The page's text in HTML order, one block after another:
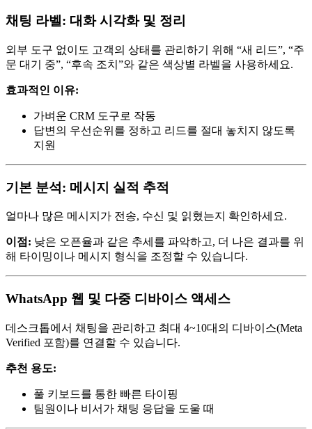
채팅 라벨: 대화 시각화 및 정리
외부 도구 없이도 고객의 상태를 관리하기 위해 “새 리드”, “주
문 대기 중”, “후속 조치”와 같은 색상별 라벨을 사용하세요.
효과적인 이유:
가벼운 CRM 도구로 작동
답변의 우선순위를 정하고 리드를 절대 놓치지 않도록
지원
기본 분석: 메시지 실적 추적
얼마나 많은 메시지가 전송, 수신 및 읽혔는지 확인하세요.
이점: 낮은 오픈율과 같은 추세를 파악하고, 더 나은 결과를 위
해 타이밍이나 메시지 형식을 조정할 수 있습니다.
WhatsApp 웹 및 다중 디바이스 액세스
데스크톱에서 채팅을 관리하고 최대 4~10대의 디바이스(Meta
Verified 포함)를 연결할 수 있습니다.
추천 용도:
풀 키보드를 통한 빠른 타이핑
팀원이나 비서가 채팅 응답을 도울 때